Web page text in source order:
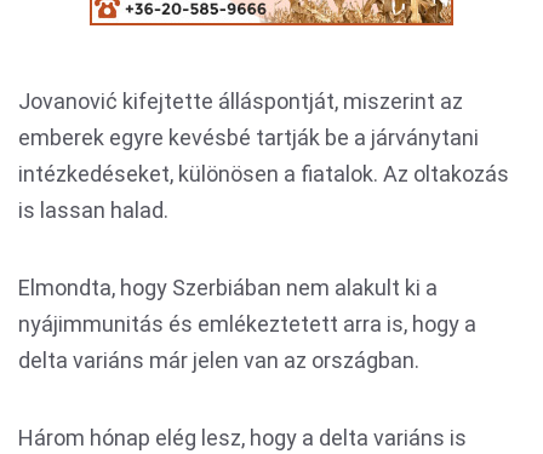
Jovanović kifejtette álláspontját, miszerint az
emberek egyre kevésbé tartják be a járványtani
intézkedéseket, különösen a fiatalok. Az oltakozás
is lassan halad.
Elmondta, hogy Szerbiában nem alakult ki a
nyájimmunitás és emlékeztetett arra is, hogy a
delta variáns már jelen van az országban.
Három hónap elég lesz, hogy a delta variáns is